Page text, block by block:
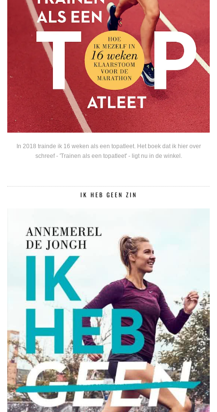
In 2018 trainde ik 16 weken als een topatleet. Het boek dat ik hier over
schreef - 'Trainen als een topatleet' - ligt nu in de winkel.
IK HEB GEEN ZIN